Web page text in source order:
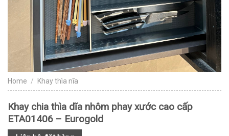
Home / Khay thìa nĩa
Khay chia thìa dĩa nhôm phay xước cao cấp
ETA01406 – Eurogold